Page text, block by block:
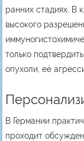
ранних стадиях. В
высокого
только
опухоли, её
В Германии
проходит